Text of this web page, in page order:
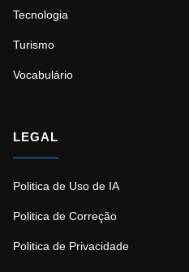
Tecnologia
Turismo
Vocabulário
LEGAL
Politica de Uso de IA
Politica de Correção
Politica de Privacidade